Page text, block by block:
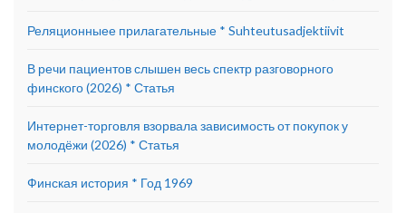
Реляционныее прилагательные * Suhteutusadjektiivit
В речи пациентов слышен весь спектр разговорного
финского (2026) * Статья
Интернет-торговля взорвала зависимость от покупок у
молодёжи (2026) * Статья
Финская история * Год 1969